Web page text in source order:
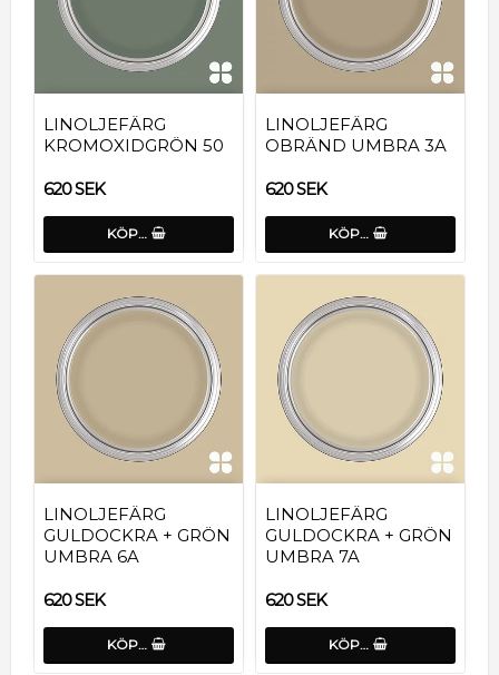
LINOLJEFÄRG
KROMOXIDGRÖN 50
620 SEK
KÖP…
LINOLJEFÄRG
OBRÄND UMBRA 3A
620 SEK
KÖP…
LINOLJEFÄRG
GULDOCKRA + GRÖN
UMBRA 6A
620 SEK
KÖP…
LINOLJEFÄRG
GULDOCKRA + GRÖN
UMBRA 7A
620 SEK
KÖP…